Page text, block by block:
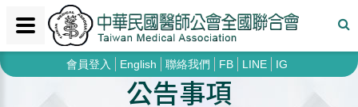
會員登入 English 聯絡我們 FB LINE IG
公告事項